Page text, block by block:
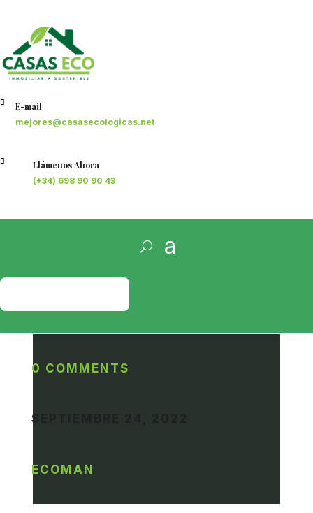
 E-mail
mejores@casasecologicas.net
 Llámenos Ahora
(+34) 698 90 90 43
PRESUPUESTO
0 COMMENTS
SEPTIEMBRE 24, 2022
ECOMAN